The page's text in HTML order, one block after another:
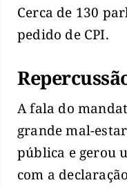
Cerca de 130
pedido de CPI.
A fala do
grande mal-
pública e gerou
com a